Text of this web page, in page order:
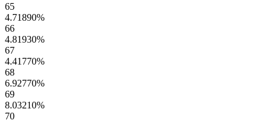
65
4.71890%
66
4.81930%
67
4.41770%
68
6.92770%
69
8.03210%
70